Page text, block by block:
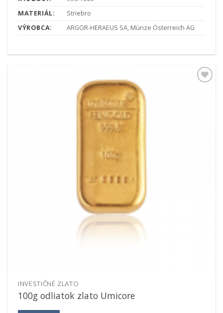
MATERIÁL:
Striebro
VÝROBCA:
ARGOR-HERAEUS SA, Münze Österreich AG
INVESTIČNÉ ZLATO
100g odliatok zlato Umicore